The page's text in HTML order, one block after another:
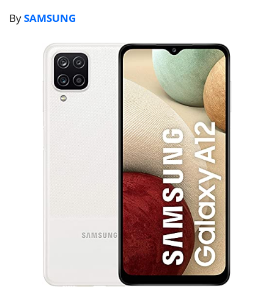
BySAMSUNG